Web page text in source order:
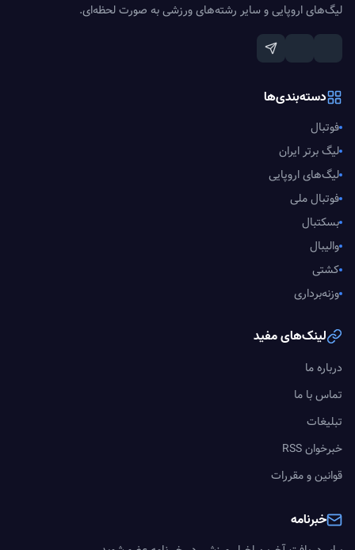
لیگ‌های اروپایی و سایر رشته‌های ورزشی به صورت لحظه‌ای.
دسته‌بندی‌ها
فوتبال
لیگ برتر ایران
لیگ‌های اروپایی
فوتبال ملی
بسکتبال
والیبال
کشتی
وزنه‌برداری
لینک‌های مفید
درباره ما
تماس با ما
تبلیغات
خبرخوان RSS
قوانین و مقررات
خبرنامه